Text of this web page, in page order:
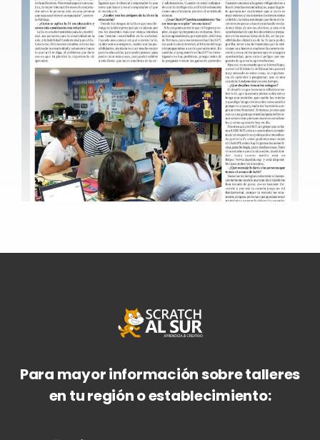
Para mayor información sobre talleres
en tu región o establecimiento: